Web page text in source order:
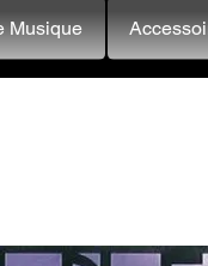
Musique